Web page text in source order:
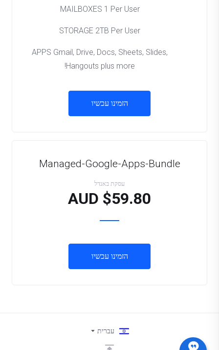
MAILBOXES 1 Per User
STORAGE 2TB Per User
APPS Gmail, Drive, Docs, Sheets, Slides,
Hangouts plus more!
הזמינו עכשיו
Managed-Google-Apps-Bundle
עסקת באנדל
$59.80 AUD
הזמינו עכשיו
עברית